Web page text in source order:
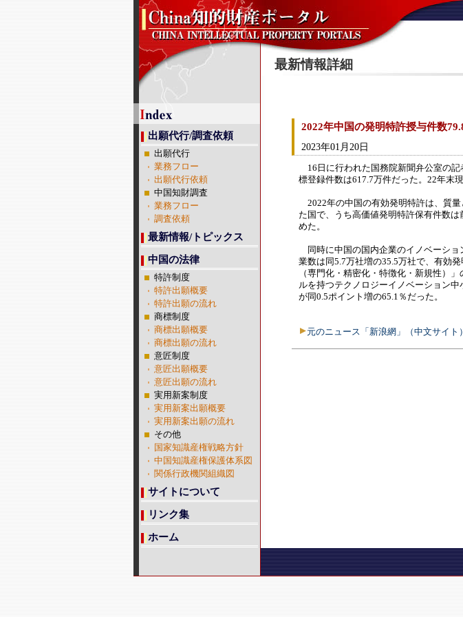
最新情報詳細
2022年中国の発明特許授与件数
2023年01月20日
16日に行われた国務院新聞弁公室の記
標登録件数は617.7万件だった。22年末
2022年の中国の有効発明特許は、質量
た国で、うち高価値発明特許保有件数
めた。
同時に中国の国内企業のイノベーショ
業数は同5.7万社増の35.5万社で、有効
（専門化・精密化・特徴化・新規性）
ルを持つテクノロジーイノベーション
が同0.5ポイント増の65.1％だった。
元のニュース「新浪網」（中文サイト
出願代行/調査依頼
出願代行
業務フロー
出願代行依頼
中国知財調査
業務フロー
調査依頼
最新情報/トピックス
中国の法律
特許制度
特許出願概要
特許出願の流れ
商標制度
商標出願概要
商標出願の流れ
意匠制度
意匠出願概要
意匠出願の流れ
実用新案制度
実用新案出願概要
実用新案出願の流れ
その他
国家知識産権戦略方針
中国知識産権保護体系図
関係行政機関組織図
サイトについて
リンク集
ホーム